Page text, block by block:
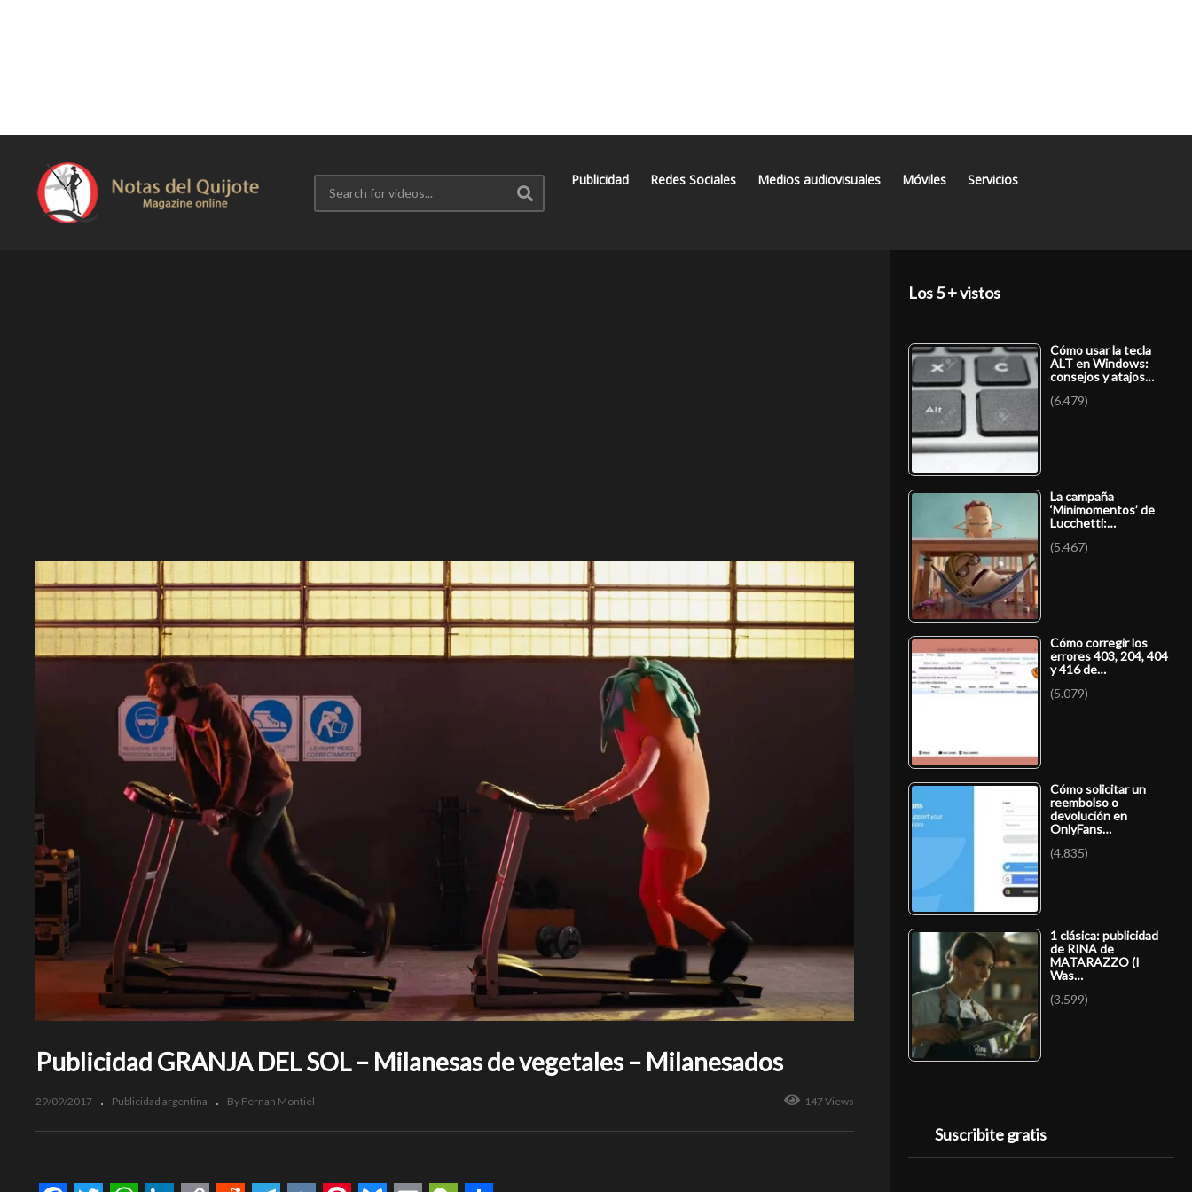
Publicidad Redes Sociales Medios audiovisuales Móviles Servicios
Publicidad GRANJA DEL SOL – Milanesas de vegetales – Milanesados
29/09/2017 Publicidad argentina By Fernan Montiel 147 Views
Los 5 + vistos
Cómo usar la tecla
ALT en Windows:
consejos y atajos…
(6.479)
La campaña
‘Minimomentos’ de
Lucchetti:…
(5.467)
Cómo corregir los
errores 403, 204, 404
y 416 de…
(5.079)
Cómo solicitar un
reembolso o
devolución en
OnlyFans…
(4.835)
1 clásica: publicidad
de RINA de
MATARAZZO (I
Was…
(3.599)
Suscribite gratis